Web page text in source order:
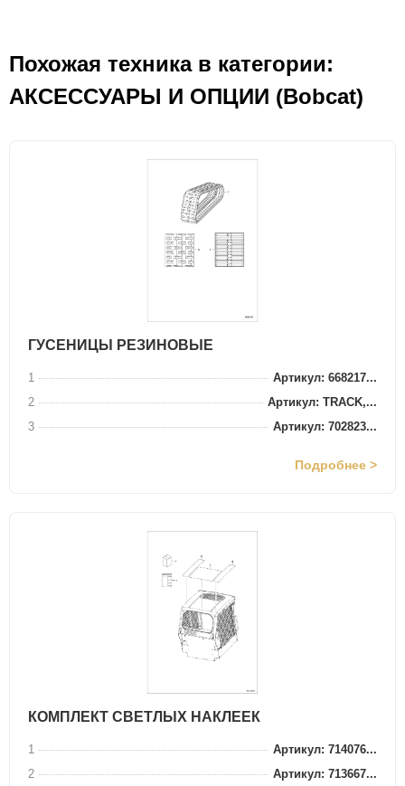
Похожая техника в категории:
АКСЕСCУАРЫ И ОПЦИИ (Bobcat)
ГУСЕНИЦЫ РЕЗИНОВЫЕ
1
Артикул: 668217...
2
Артикул: TRACK,...
3
Артикул: 702823...
Подробнее >
КОМПЛЕКТ СВЕТЛЫХ НАКЛЕЕК
1
Артикул: 714076...
2
Артикул: 713667...